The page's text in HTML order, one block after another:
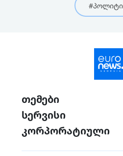
თემები
სერვისი
კორპორატიული